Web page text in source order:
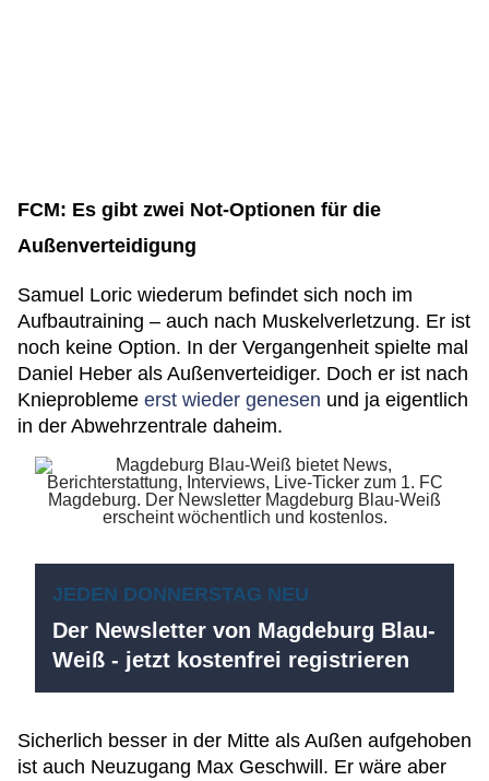
FCM: Es gibt zwei Not-Optionen für die
Außenverteidigung
Samuel Loric wiederum befindet sich noch im
Aufbautraining – auch nach Muskelverletzung. Er ist
noch keine Option. In der Vergangenheit spielte mal
Daniel Heber als Außenverteidiger. Doch er ist nach
Knieprobleme erst wieder genesen und ja eigentlich
in der Abwehrzentrale daheim.
JEDEN DONNERSTAG NEU
Der Newsletter von Magdeburg Blau-
Weiß - jetzt kostenfrei registrieren
Sicherlich besser in der Mitte als Außen aufgehoben
ist auch Neuzugang Max Geschwill. Er wäre aber